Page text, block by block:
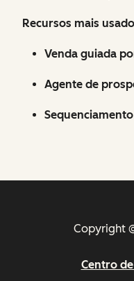
Recursos mais
Venda guiada
Agente de
Sequenciamento
Copyright
Centro